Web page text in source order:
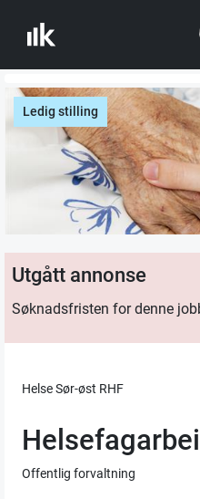
Ledig stilling
Utgått annonse
Søknadsfristen for denne
Helse Sør-øst RHF
Offentlig forvaltning